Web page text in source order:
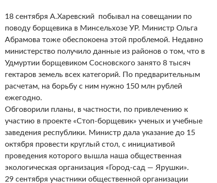
18 сентября А.Харевский побывал на совещании по
поводу борщевика в Минсельхозе УР. Министр Ольга
Абрамова тоже обеспокоена этой проблемой. Недавно
министерство получило данные из районов о том, что в
Удмуртии борщевиком Сосновского занято 8 тысяч
гектаров земель всех категорий. По предварительным
расчетам, на борьбу с ним нужно 150 млн рублей
ежегодно.
Обговорили планы, в частности, по привлечению к
участию в проекте «Стоп-борщевик» ученых и учебные
заведения республики. Министр дала указание до 15
октября провести круглый стол, с инициативой
проведения которого вышла наша общественная
экологическая организация «Город-сад — Ярушки».
29 сентября участники общественной организации